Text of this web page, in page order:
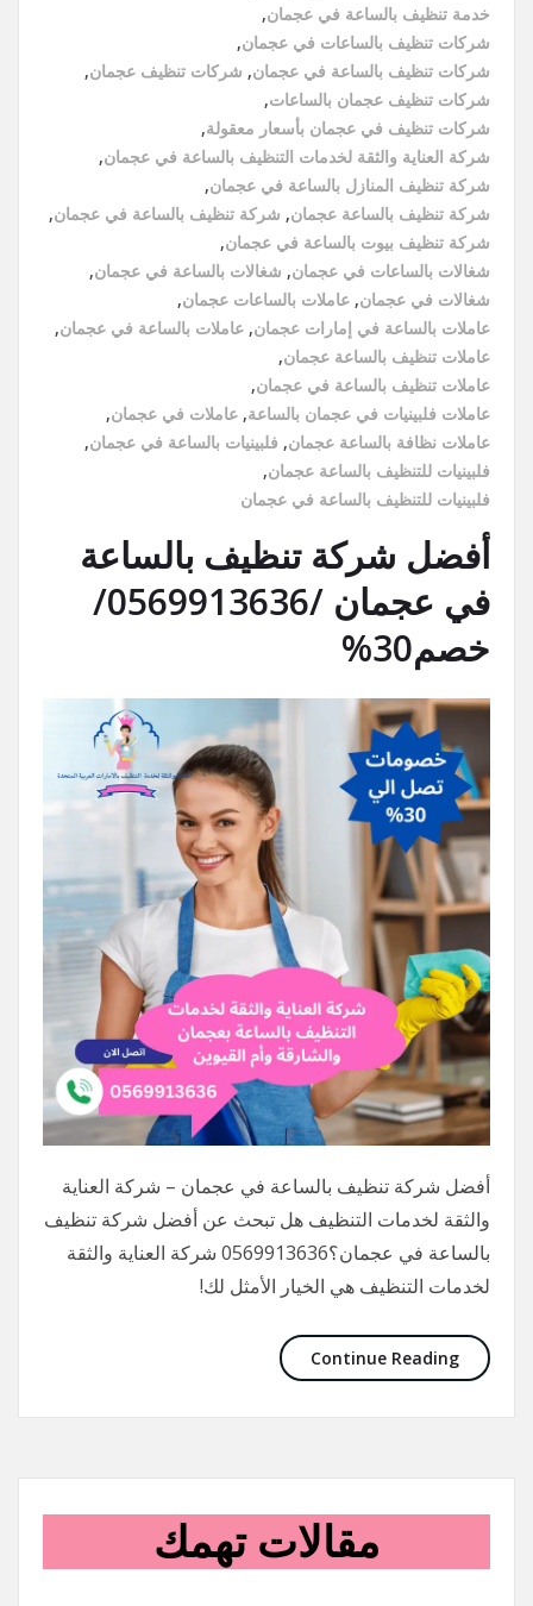
خدمة تنظيف بالساعة في عجمان,
شركات تنظيف بالساعات في عجمان,
شركات تنظيف بالساعة في عجمان, شركات تنظيف عجمان,
شركات تنظيف عجمان بالساعات,
شركات تنظيف في عجمان بأسعار معقولة,
شركة العناية والثقة لخدمات التنظيف بالساعة في عجمان,
شركة تنظيف المنازل بالساعة في عجمان,
شركة تنظيف بالساعة عجمان, شركة تنظيف بالساعة في عجمان,
شركة تنظيف بيوت بالساعة في عجمان,
شغالات بالساعات في عجمان, شغالات بالساعة في عجمان,
شغالات في عجمان, عاملات بالساعات عجمان,
عاملات بالساعة في إمارات عجمان, عاملات بالساعة في عجمان,
عاملات تنظيف بالساعة عجمان,
عاملات تنظيف بالساعة في عجمان,
عاملات فلبينيات في عجمان بالساعة, عاملات في عجمان,
عاملات نظافة بالساعة عجمان, فلبينيات بالساعة في عجمان,
فلبينيات للتنظيف بالساعة عجمان,
فلبينيات للتنظيف بالساعة في عجمان
أفضل شركة تنظيف بالساعة
في عجمان /0569913636/
خصم30%
أفضل شركة تنظيف بالساعة في عجمان – شركة العناية
والثقة لخدمات التنظيف هل تبحث عن أفضل شركة تنظيف
بالساعة في عجمان؟0569913636 شركة العناية والثقة
لخدمات التنظيف هي الخيار الأمثل لك!
Continue Reading
مقالات تهمك